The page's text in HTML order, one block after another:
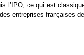
l’IPO, ce qui est
entreprises françaises